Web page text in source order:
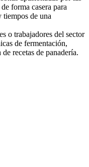
forma casera para
tiempos de una
o trabajadores del sector
de fermentación,
recetas de panadería.